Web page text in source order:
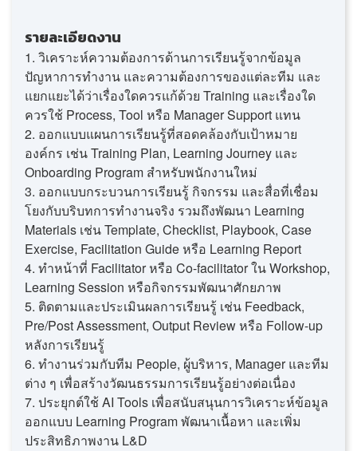
รายละเอียดงาน
1. วิเคราะห์ความต้องการด้านการเรียนรู้จากข้อมูล
ปัญหาการทำงาน และความต้องการของแต่ละทีม และ
แยกแยะได้ว่าเรื่องใดควรแก้ด้วย Training และเรื่องใด
ควรใช้ Process, Tool หรือ Manager Support แทน
2. ออกแบบแผนการเรียนรู้ที่สอดคล้องกับเป้าหมาย
องค์กร เช่น Training Plan, Learning Journey และ
Onboarding Program สำหรับพนักงานใหม่
3. ออกแบบกระบวนการเรียนรู้ กิจกรรม และสื่อที่เชื่อม
โยงกับบริบทการทำงานจริง รวมถึงพัฒนา Learning
Materials เช่น Template, Checklist, Playbook, Case
Exercise, Facilitation Guide หรือ Learning Report
4. ทำหน้าที่ Facilitator หรือ Co-facilitator ใน Workshop,
Learning Session หรือกิจกรรมพัฒนาศักยภาพ
5. ติดตามและประเมินผลการเรียนรู้ เช่น Feedback,
Pre/Post Assessment, Output Review หรือ Follow-up
หลังการเรียนรู้
6. ทำงานร่วมกับทีม People, ผู้บริหาร, Manager และทีม
ต่าง ๆ เพื่อสร้างวัฒนธรรมการเรียนรู้อย่างต่อเนื่อง
7. ประยุกต์ใช้ AI Tools เพื่อสนับสนุนการวิเคราะห์ข้อมูล
ออกแบบ Learning Program พัฒนาเนื้อหา และเพิ่ม
ประสิทธิภาพงาน L&D